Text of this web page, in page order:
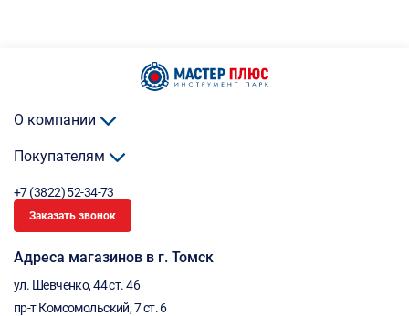
О компании
Покупателям
+7 (3822) 52-34-73
Заказать звонок
Адреса магазинов в г. Томск
ул. Шевченко, 44 ст. 46
пр-т Комсомольский, 7 ст. 6